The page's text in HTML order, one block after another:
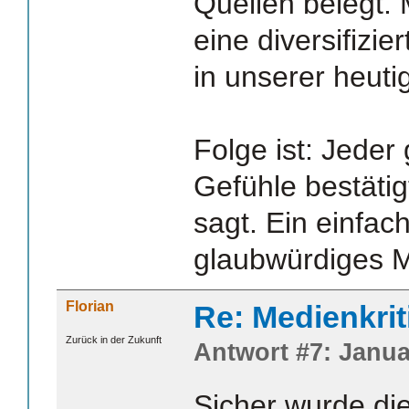
eine
in unserer
Folge ist: Jeder
Gefühle
sagt. Ein
glaubwürdiges
Florian
Zurück in der Zukunft
Re:
Antwort #7: